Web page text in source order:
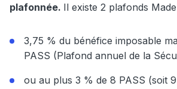
plafonnée. Il existe 2 plafonds
3,75 % du bénéfice imposable
PASS (Plafond annuel de la
ou au plus 3 % de 8 PASS (soit